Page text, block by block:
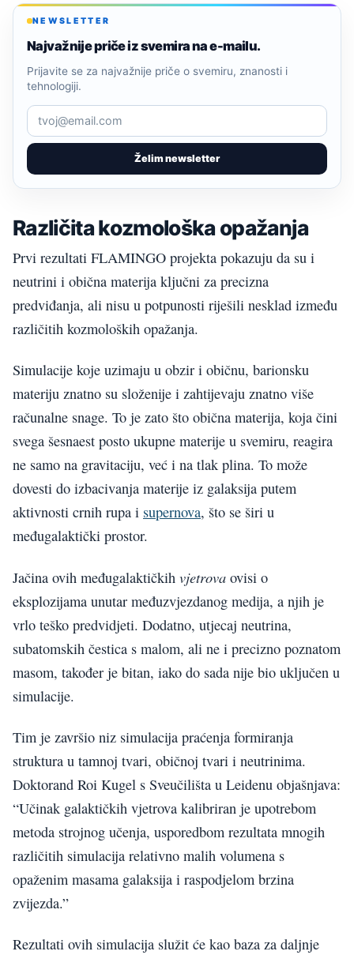
NEWSLETTER
Najvažnije priče iz svemira na e-mailu.
Želim newsletter
Prijavite se za najvažnije priče o svemiru, znanosti i
tehnologiji.
Različita kozmološka opažanja
Prvi rezultati FLAMINGO projekta pokazuju da su i
neutrini i obična materija ključni za precizna
predviđanja, ali nisu u potpunosti riješili nesklad između
različitih kozmoloških opažanja.
Simulacije koje uzimaju u obzir i običnu, barionsku
materiju znatno su složenije i zahtijevaju znatno više
računalne snage. To je zato što obična materija, koja čini
svega šesnaest posto ukupne materije u svemiru, reagira
ne samo na gravitaciju, već i na tlak plina. To može
dovesti do izbacivanja materije iz galaksija putem
aktivnosti crnih rupa i supernova, što se širi u
međugalaktički prostor.
Jačina ovih međugalaktičkih vjetrova ovisi o
eksplozijama unutar međuzvjezdanog medija, a njih je
vrlo teško predvidjeti. Dodatno, utjecaj neutrina,
subatomskih čestica s malom, ali ne i precizno poznatom
masom, također je bitan, iako do sada nije bio uključen u
simulacije.
Tim je završio niz simulacija praćenja formiranja
struktura u tamnoj tvari, običnoj tvari i neutrinima.
Doktorand Roi Kugel s Sveučilišta u Leidenu objašnjava:
“Učinak galaktičkih vjetrova kalibriran je upotrebom
metoda strojnog učenja, usporedbom rezultata mnogih
različitih simulacija relativno malih volumena s
opaženim masama galaksija i raspodjelom brzina
zvijezda.”
Rezultati ovih simulacija služit će kao baza za daljnje